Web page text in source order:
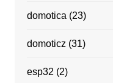
domotica (23)
domoticz (31)
esp32 (2)